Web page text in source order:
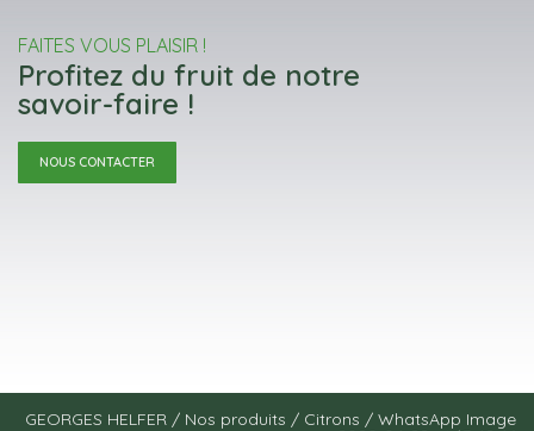
FAITES VOUS PLAISIR !
Profitez du fruit de notre
savoir-faire !
NOUS CONTACTER
GEORGES HELFER / Nos produits / Citrons / WhatsApp Image